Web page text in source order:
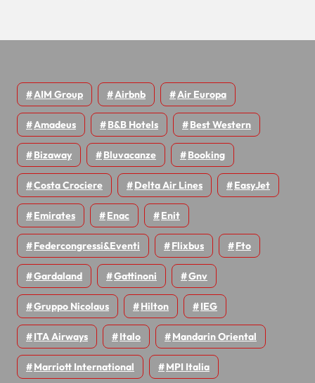
AIM Group Airbnb Air Europa
Amadeus B&B Hotels Best Western
Bizaway Bluvacanze Booking
Costa Crociere Delta Air Lines EasyJet
Emirates Enac Enit
Federcongressi&eventi Flixbus Fto
Gardaland Gattinoni Gnv
Gruppo Nicolaus Hilton IEG
ITA Airways Italo Mandarin Oriental
Marriott International MPI Italia